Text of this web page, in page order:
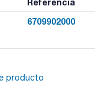
6709902000
producto